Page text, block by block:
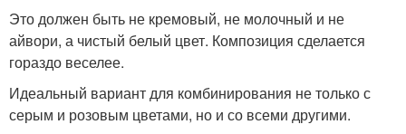
Это должен быть не кремовый, не молочный и не
айвори, а чистый белый цвет. Композиция сделается
гораздо веселее.
Идеальный вариант для комбинирования не только с
серым и розовым цветами, но и со всеми другими.